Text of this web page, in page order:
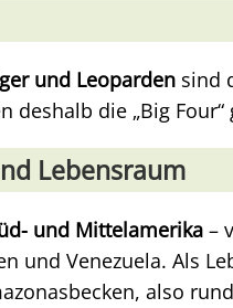
und Leoparden sind
deshalb die „Big
Lebensraum
und Mittelamerika –
und Venezuela. Als
also